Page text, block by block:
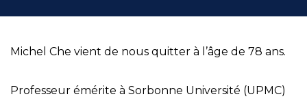
Michel Che vient de nous quitter à l’âge de 78 ans.
Professeur émérite à Sorbonne Université (UPMC)